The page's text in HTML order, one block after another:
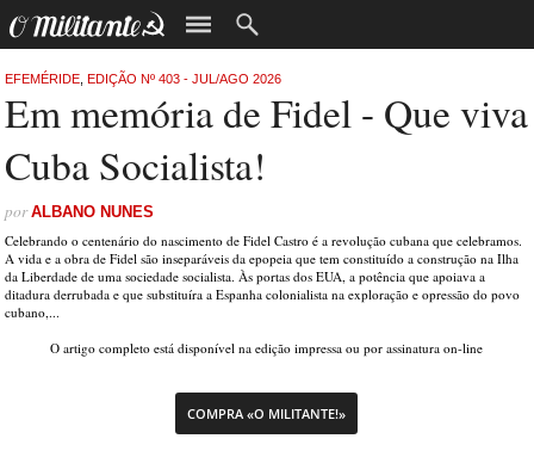
EFEMÉRIDE ,EDIÇÃO Nº 403 - JUL/AGO 2026
Em memória de Fidel - Que viva
Cuba Socialista!
porALBANO NUNES
Celebrando o centenário do nascimento de Fidel Castro é a revolução cubana que celebramos.
A vida e a obra de Fidel são inseparáveis da epopeia que tem constituído a construção na Ilha
da Liberdade de uma sociedade socialista. Às portas dos EUA, a potência que apoiava a
ditadura derrubada e que substituíra a Espanha colonialista na exploração e opressão do povo
cubano,...
O artigo completo está disponível na edição impressa ou por assinatura on-line
COMPRA «O MILITANTE!»